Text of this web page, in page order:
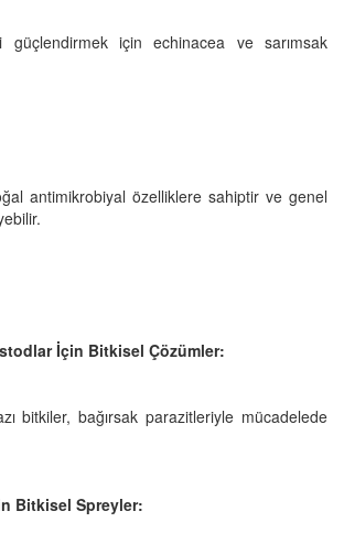
güçlendirmek için echinacea ve sarımsak
antimikrobiyal özelliklere sahiptir ve genel
İçin Bitkisel Çözümler:
bitkiler, bağırsak parazitleriyle mücadelede
Bitkisel Spreyler: